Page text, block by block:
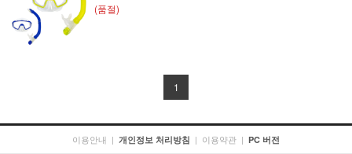
(품절)
1
이용안내 | 개인정보 처리방침 | 이용약관 | PC 버전